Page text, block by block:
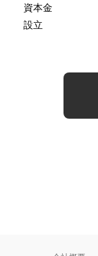
資本金
設立